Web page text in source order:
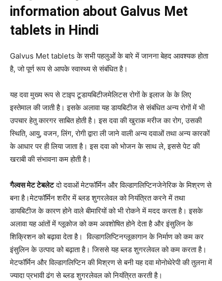
information about Galvus Met
tablets in Hindi
Galvus Met tablets के सभी पहलुओं के बारे में जानना बेहद आवश्यक होता
है, जो पूर्ण रूप से आपके स्वास्थ्य से संबंधित है।
यह दवा मुख्य रूप से टाइप टूडायबिटीजमेलिटस रोगों के इलाज के के लिए
इस्तेमाल की जाती है। इसके अलावा यह डायबिटीज से संबंधित अन्य रोगों में भी
उपचार हेतु कारगर साबित होती है। इस दवा की खुराक मरीज का रोग, उसकी
स्थिति, आयु, वजन, लिंग, रोगी द्वारा ली जाने वाली अन्य दवाओं तथा अन्य कारकों
के आधार पर ही लिया जाता है। इस दवा को भोजन के साथ ले, इससे पेट की
खराबी की संभावना कम होती है।
गैल्वस मेट टेबलेटदो दवाओं मेटफॉर्मिन और विल्डागलिप्टिनजेनेरिक के मिश्रण से
बना है।मेटफॉर्मिन शरीर में ब्लड शुगरलेवल को नियंत्रित करने में तथा
डायबिटीज के कारण होने वाले बीमारियों को भी रोकने में मदद करता है। इसके
अलावा यह आंतों में ग्लूकोज को कम अवशोषित होने देता है और इंसुलिन के
शिक्रिशन को बढ़ावा देता है। विल्डागलिप्टिनग्लूकागान के निर्माण को कम कर
इंसुलिन के उत्पाद को बढ़ाता है। जिससे यह ब्लड शुगरलेवल को कम करता है।
मेटफॉर्मिन और विल्डागलिप्टिन की मिश्रण से बनी यह दवा मोनोथेरेपी की तुलना में
ज्यादा प्रभावी ढंग से ब्लड शुगरलेवल को नियंत्रित करती है।